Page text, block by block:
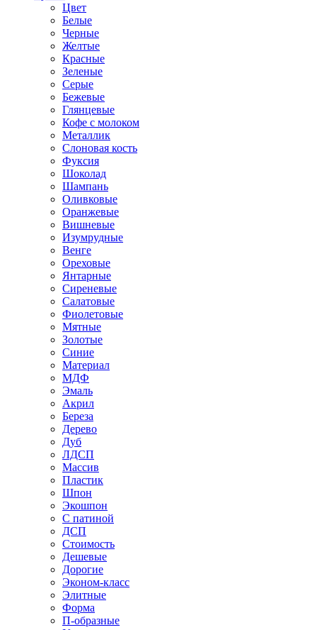
Цвет
Белые
Черные
Желтые
Красные
Зеленые
Серые
Бежевые
Глянцевые
Кофе с молоком
Металлик
Слоновая кость
Фуксия
Шоколад
Шампань
Оливковые
Оранжевые
Вишневые
Изумрудные
Венге
Ореховые
Янтарные
Сиреневые
Салатовые
Фиолетовые
Мятные
Золотые
Синие
Материал
МДФ
Эмаль
Акрил
Береза
Дерево
Дуб
ЛДСП
Массив
Пластик
Шпон
Экошпон
С патиной
ДСП
Стоимость
Дешевые
Дорогие
Эконом-класс
Элитные
Форма
П-образные